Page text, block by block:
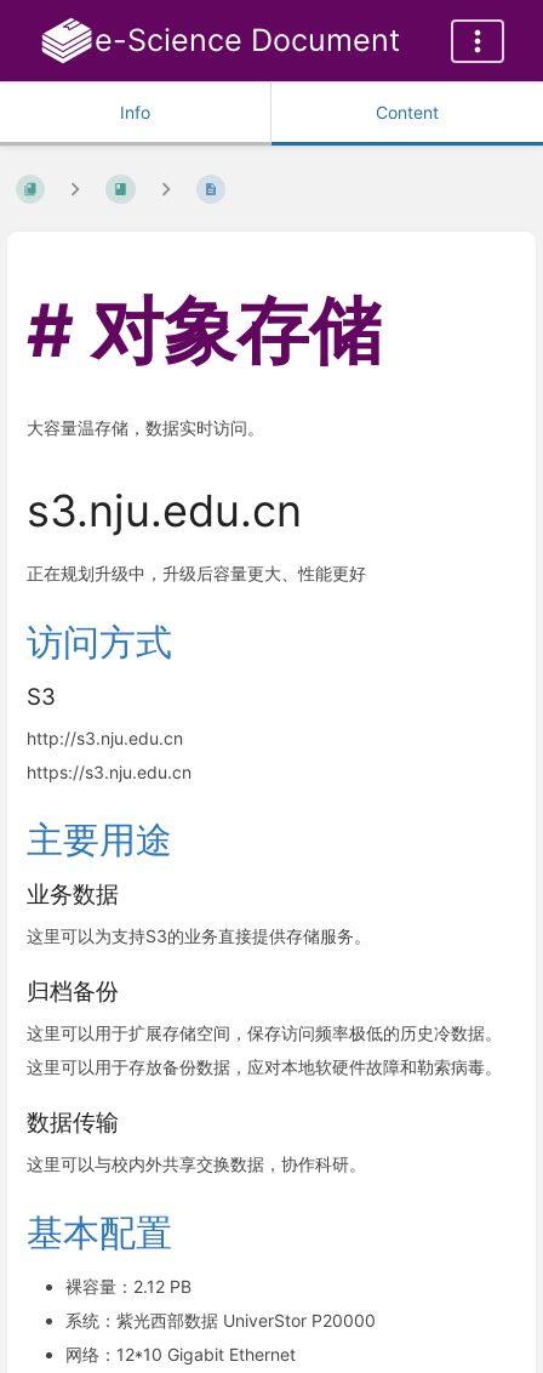
e-Science Document
Info Content
对象存储
大容量温存储，数据实时访问。
s3.nju.edu.cn
正在规划升级中，升级后容量更大、性能更好
访问方式
S3
http://s3.nju.edu.cn
https://s3.nju.edu.cn
主要用途
业务数据
这里可以为支持S3的业务直接提供存储服务。
归档备份
这里可以用于扩展存储空间，保存访问频率极低的历史冷数据。
这里可以用于存放备份数据，应对本地软硬件故障和勒索病毒。
数据传输
这里可以与校内外共享交换数据，协作科研。
基本配置
裸容量：2.12 PB
系统：紫光西部数据 UniverStor P20000
网络：12*10 Gigabit Ethernet